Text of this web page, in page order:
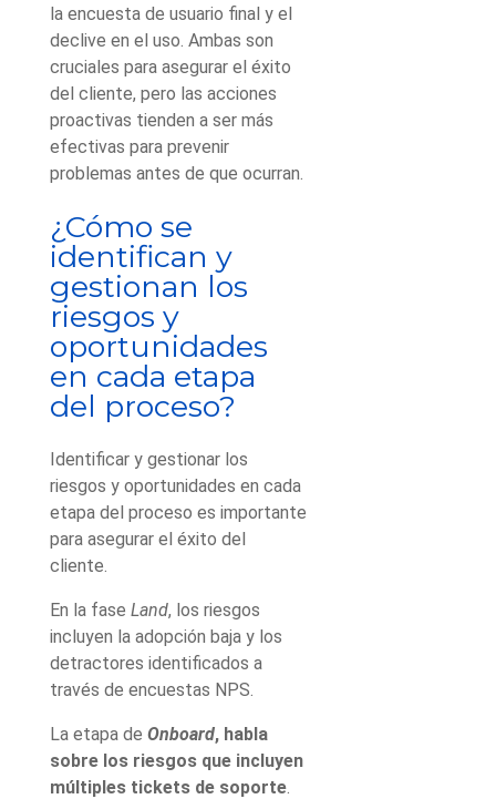
la encuesta de usuario final y el
declive en el uso. Ambas son
cruciales para asegurar el éxito
del cliente, pero las acciones
proactivas tienden a ser más
efectivas para prevenir
problemas antes de que ocurran.
¿Cómo se
identifican y
gestionan los
riesgos y
oportunidades
en cada etapa
del proceso?
Identificar y gestionar los
riesgos y oportunidades en cada
etapa del proceso es importante
para asegurar el éxito del
cliente.
En la fase Land, los riesgos
incluyen la adopción baja y los
detractores identificados a
través de encuestas NPS.
La etapa de Onboard, habla
sobre los riesgos que incluyen
múltiples tickets de soporte.